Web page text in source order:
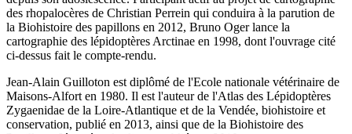
des rhopalocères de Christian Perrein qui conduira à la parution de
la Biohistoire des papillons en 2012, Bruno Oger lance la
cartographie des lépidoptères Arctinae en 1998, dont l'ouvrage cité
ci-dessus fait le compte-rendu.
Jean-Alain Guilloton est diplômé de l'Ecole nationale vétérinaire de
Maisons-Alfort en 1980. Il est l'auteur de l'Atlas des Lépidoptères
Zygaenidae de la Loire-Atlantique et de la Vendée, biohistoire et
conservation, publié en 2013, ainsi que de la Biohistoire des